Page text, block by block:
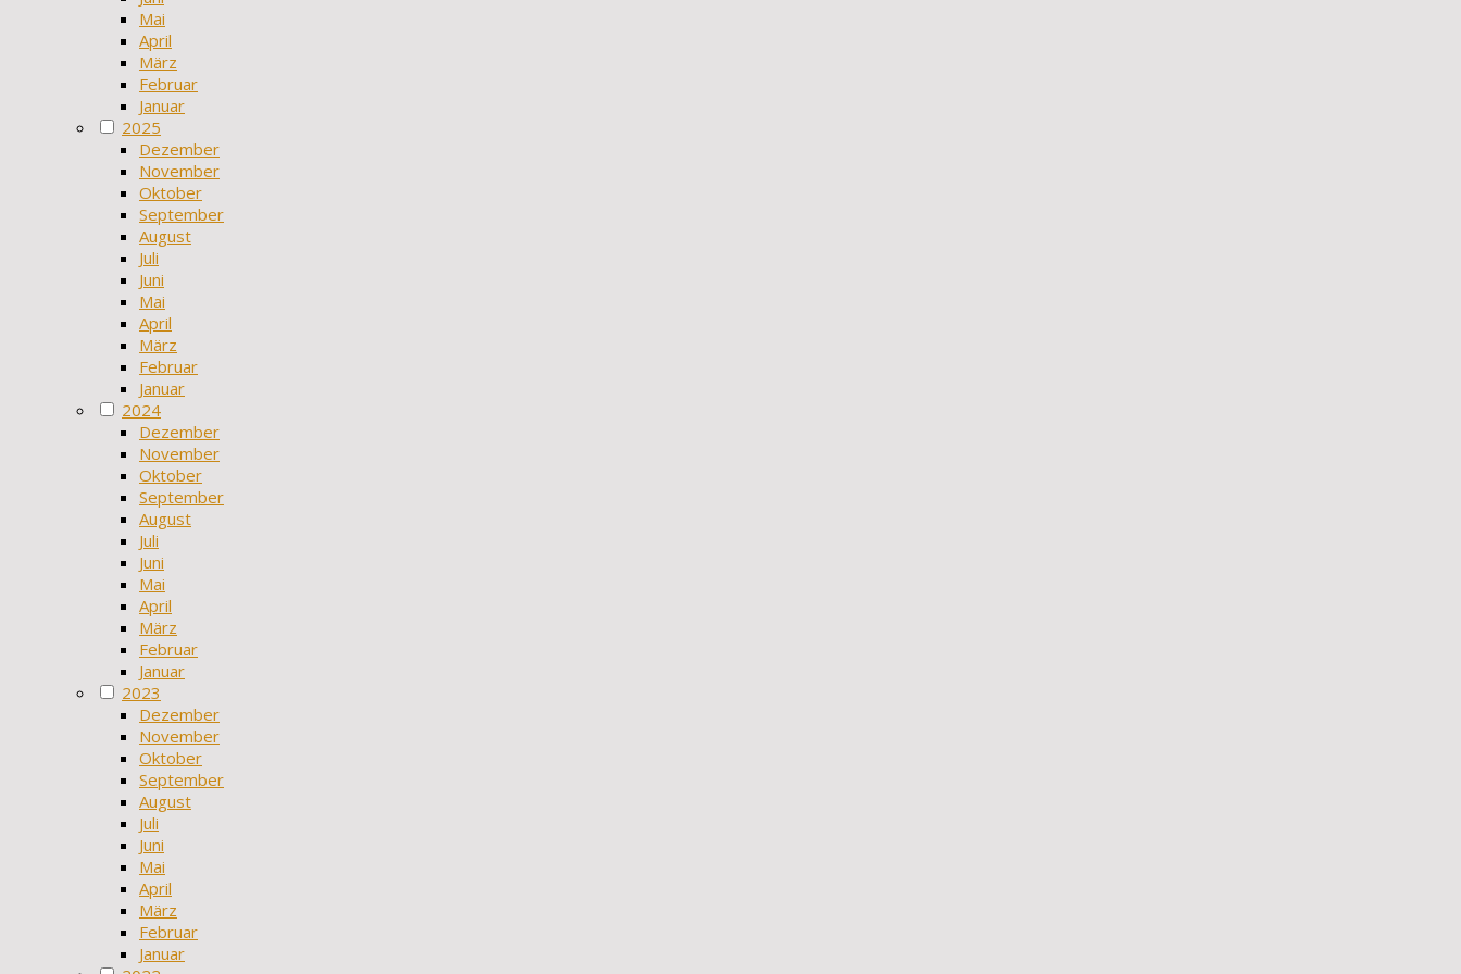
Mai
April
März
Februar
Januar
2025
Dezember
November
Oktober
September
August
Juli
Juni
Mai
April
März
Februar
Januar
2024
Dezember
November
Oktober
September
August
Juli
Juni
Mai
April
März
Februar
Januar
2023
Dezember
November
Oktober
September
August
Juli
Juni
Mai
April
März
Februar
Januar